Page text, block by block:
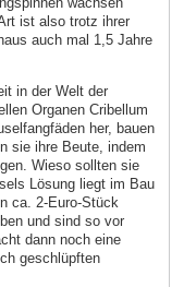
ist also trotz ihrer
auch mal 1,5 Jahre
in der Welt der
Organen Cribellum
her, bauen
sie ihre Beute, indem
Wieso sollten sie
Lösung liegt im Bau
ca. 2-Euro-Stück
und sind so vor
dann noch eine
geschlüpften